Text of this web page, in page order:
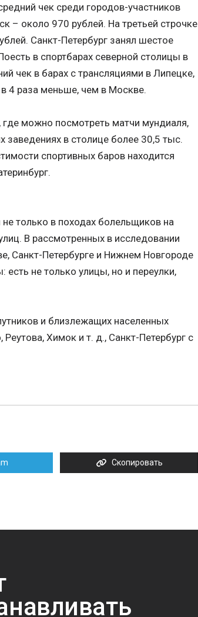
чек среди городов-участников
– около 970 рублей. На третьей строчке
Санкт-Петербург занял шестое
в спортбарах северной столицы в
чек в барах с трансляциями в Липецке,
4 раза меньше, чем в Москве.
можно посмотреть матчи мундиаля,
заведениях в столице более 30,5 тыс.
спортивных баров находится
только в походах болельщиков на
В рассмотренных в исследовании
Санкт-Петербурге и Нижнем Новгороде
не только улицы, но и переулки,
и близлежащих населенных
Химок и т. д., Санкт-Петербург с
Скопировать